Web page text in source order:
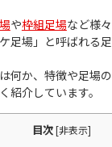
や枠組足場など様
足場」と呼ばれる足
何か、特徴や足場
紹介しています。
目次[非表示]